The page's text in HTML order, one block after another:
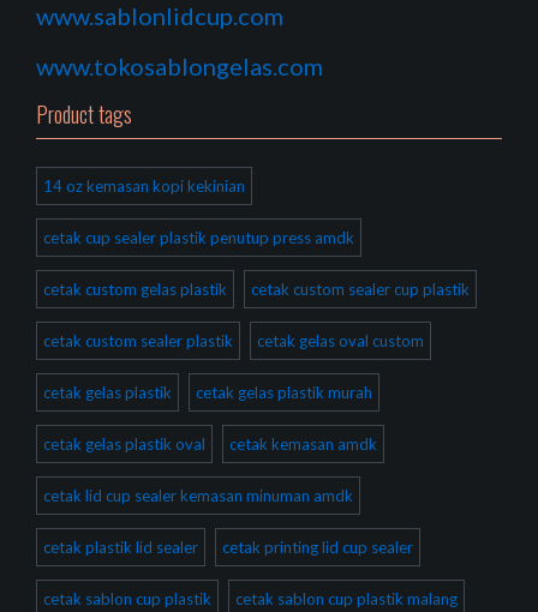
www.sablonlidcup.com
www.tokosablongelas.com
Product tags
14 oz kemasan kopi kekinian
cetak cup sealer plastik penutup press amdk
cetak custom gelas plastik cetak custom sealer cup plastik
cetak custom sealer plastik cetak gelas oval custom
cetak gelas plastik cetak gelas plastik murah
cetak gelas plastik oval cetak kemasan amdk
cetak lid cup sealer kemasan minuman amdk
cetak plastik lid sealer cetak printing lid cup sealer
cetak sablon cup plastik cetak sablon cup plastik malang